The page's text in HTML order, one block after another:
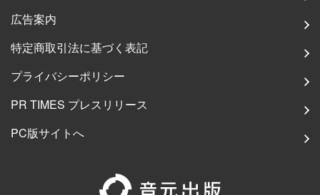
広告案内
特定商取引法に基づく表記
プライバシーポリシー
PR TIMES プレスリリース
PC版サイトへ